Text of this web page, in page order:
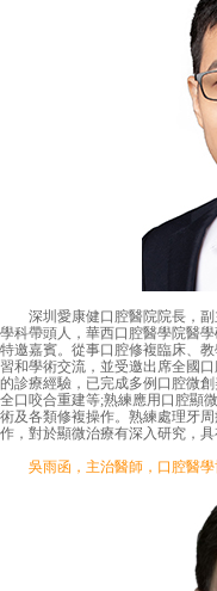
深圳愛康健口腔醫院院長，副
學科帶頭人，華西口腔醫學院醫
特邀嘉賓。從事口腔修複臨床、
習和學術交流，並受邀出席全國
的診療經驗，已完成多例口腔微
全口咬合重建等;熟練應用口腔顯
術及各類修複操作。熟練處理牙
作，對於顯微治療有深入研究，具
吳雨函，主治醫師，口腔醫學